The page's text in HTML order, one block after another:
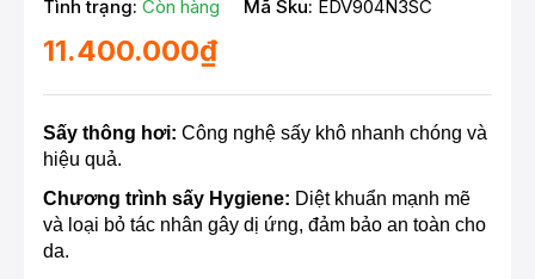
Tình trạng: Còn hàng Mã Sku: EDV904N3SC
11.400.000₫
Sấy thông hơi: Công nghệ sấy khô nhanh chóng và
hiệu quả.
Chương trình sấy Hygiene: Diệt khuẩn mạnh mẽ
và loại bỏ tác nhân gây dị ứng, đảm bảo an toàn cho
da.